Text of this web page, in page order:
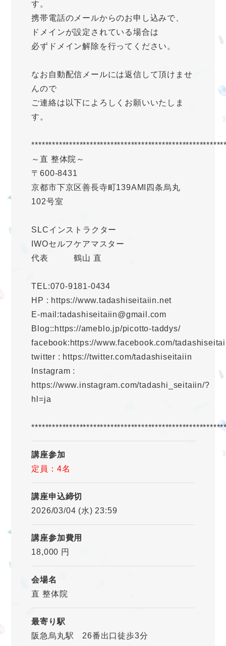
す。
携帯電話のメールからのお申し込みで、
ドメインが設定されている場合は
必ずドメイン解除を行ってください。
なお自動配信メールには返信して頂けませ
んので
ご連絡は以下によろしくお願いいたしま
す。
～直 整体院～
〒600-8431
京都市下京区善長寺町139AMI四条烏丸
102号室
SLCインストラクター
IWOセルフケアマスター
代表 鶴山 直
TEL:070-9181-0434
HP : https://www.tadashiseitaiin.net
E-mail:tadashiseitaiin@gmail.com
Blog::https://ameblo.jp/picotto-taddys/
facebook:https://www.facebook.com/
twitter : https://twitter.com/tadashiseitaiin
Instagram :
https://www.instagram.com/tadashi_seitaiin/?
hl=ja
講座参加
定員：4名
講座申込締切
2026/03/04 (水) 23:59
講座参加費用
18,000 円
会場名
直 整体院
最寄り駅
阪急烏丸駅 26番出口徒歩3分